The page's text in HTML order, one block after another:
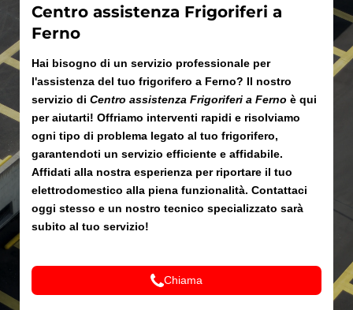
Centro assistenza Frigoriferi a
Ferno
Hai bisogno di un servizio professionale per
l'assistenza del tuo frigorifero a Ferno? Il nostro
servizio di Centro assistenza Frigoriferi a Ferno è qui
per aiutarti! Offriamo interventi rapidi e risolviamo
ogni tipo di problema legato al tuo frigorifero,
garantendoti un servizio efficiente e affidabile.
Affidati alla nostra esperienza per riportare il tuo
elettrodomestico alla piena funzionalità. Contattaci
oggi stesso e un nostro tecnico specializzato sarà
subito al tuo servizio!
Chiama